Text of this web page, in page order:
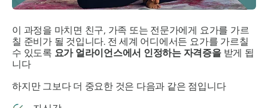
이 과정을 마치면 친구, 가족 또는 전문가에게 요가를 가르
칠 준비가 될 것입니다. 전 세계 어디에서든 요가를 가르칠
수 있도록 요가 얼라이언스에서 인정하는 자격증을받게 됩
니다
하지만 그보다 더 중요한 것은 다음과 같은 점입니다